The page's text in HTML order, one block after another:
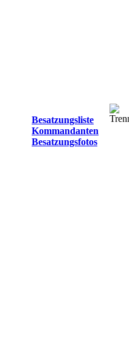
Besatzungsliste
Kommandanten
Besatzungsfotos